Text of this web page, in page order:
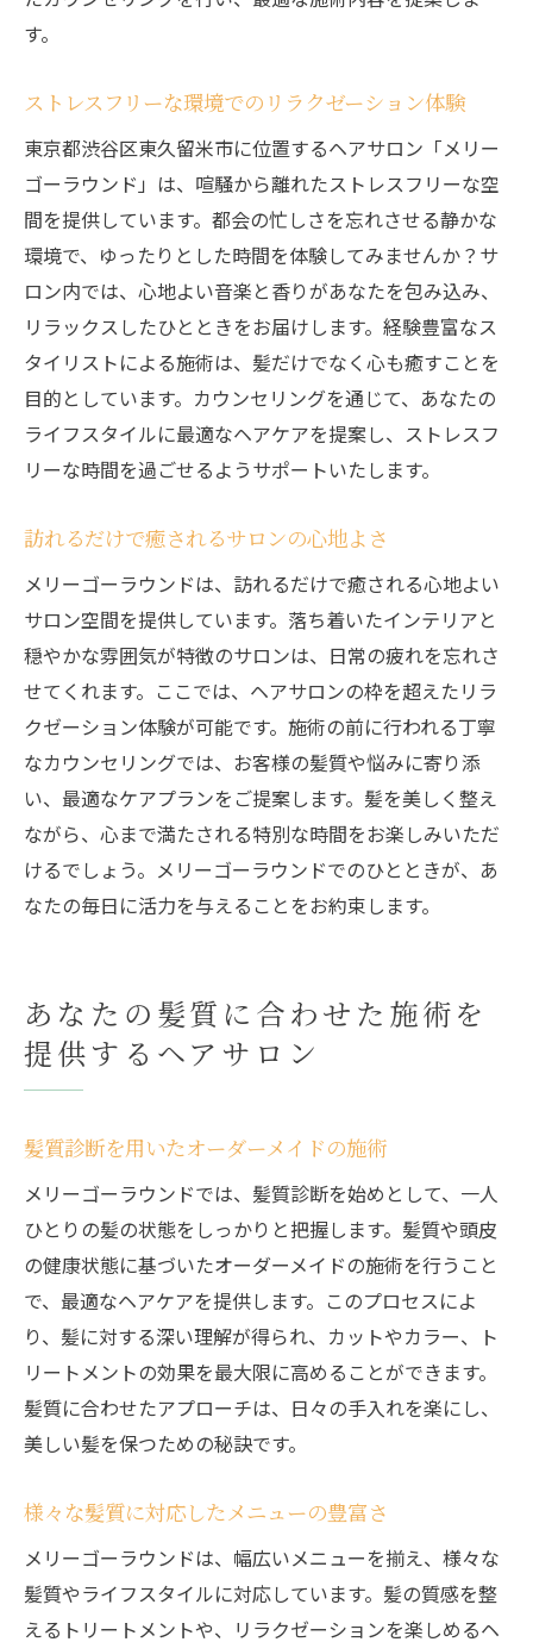
す。
ストレスフリーな環境でのリラクゼーション体験
東京都渋谷区東久留米市に位置するヘアサロン「メリー
ゴーラウンド」は、喧騒から離れたストレスフリーな空
間を提供しています。都会の忙しさを忘れさせる静かな
環境で、ゆったりとした時間を体験してみませんか？サ
ロン内では、心地よい音楽と香りがあなたを包み込み、
リラックスしたひとときをお届けします。経験豊富なス
タイリストによる施術は、髪だけでなく心も癒すことを
目的としています。カウンセリングを通じて、あなたの
ライフスタイルに最適なヘアケアを提案し、ストレスフ
リーな時間を過ごせるようサポートいたします。
訪れるだけで癒されるサロンの心地よさ
メリーゴーラウンドは、訪れるだけで癒される心地よい
サロン空間を提供しています。落ち着いたインテリアと
穏やかな雰囲気が特徴のサロンは、日常の疲れを忘れさ
せてくれます。ここでは、ヘアサロンの枠を超えたリラ
クゼーション体験が可能です。施術の前に行われる丁寧
なカウンセリングでは、お客様の髪質や悩みに寄り添
い、最適なケアプランをご提案します。髪を美しく整え
ながら、心まで満たされる特別な時間をお楽しみいただ
けるでしょう。メリーゴーラウンドでのひとときが、あ
なたの毎日に活力を与えることをお約束します。
あなたの髪質に合わせた施術を
提供するヘアサロン
髪質診断を用いたオーダーメイドの施術
メリーゴーラウンドでは、髪質診断を始めとして、一人
ひとりの髪の状態をしっかりと把握します。髪質や頭皮
の健康状態に基づいたオーダーメイドの施術を行うこと
で、最適なヘアケアを提供します。このプロセスによ
り、髪に対する深い理解が得られ、カットやカラー、ト
リートメントの効果を最大限に高めることができます。
髪質に合わせたアプローチは、日々の手入れを楽にし、
美しい髪を保つための秘訣です。
様々な髪質に対応したメニューの豊富さ
メリーゴーラウンドは、幅広いメニューを揃え、様々な
髪質やライフスタイルに対応しています。髪の質感を整
えるトリートメントや、リラクゼーションを楽しめるヘ